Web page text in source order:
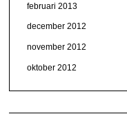
februari 2013
december 2012
november 2012
oktober 2012